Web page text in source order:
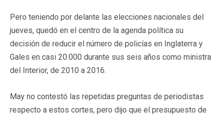
Pero teniendo por delante las elecciones nacionales del
jueves, quedó en el centro de la agenda política su
decisión de reducir el número de policías en Inglaterra y
Gales en casi 20.000 durante sus seis años como ministra
del Interior, de 2010 a 2016.
May no contestó las repetidas preguntas de periodistas
respecto a estos cortes, pero dijo que el presupuesto de